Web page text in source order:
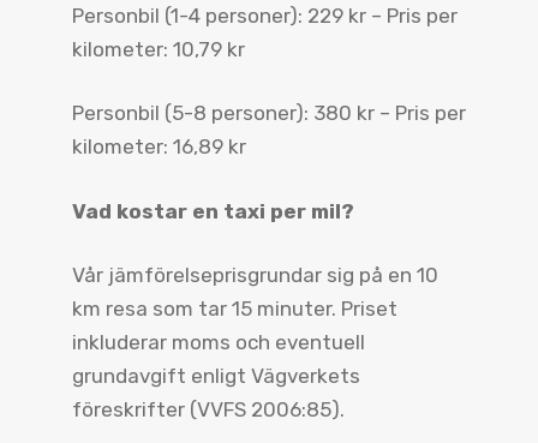
Personbil (1-4 personer): 229 kr – Pris per
kilometer: 10,79 kr
Personbil (5-8 personer): 380 kr – Pris per
kilometer: 16,89 kr
Vad kostar en taxi per mil?
Vår jämförelseprisgrundar sig på en 10
km resa som tar 15 minuter. Priset
inkluderar moms och eventuell
grundavgift enligt Vägverkets
föreskrifter (VVFS 2006:85).